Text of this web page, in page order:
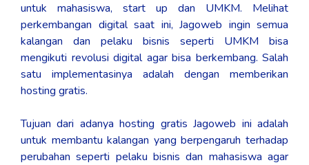
untuk mahasiswa, start up dan UMKM. Melihat
perkembangan digital saat ini, Jagoweb ingin semua
kalangan dan pelaku bisnis seperti UMKM bisa
mengikuti revolusi digital agar bisa berkembang. Salah
satu implementasinya adalah dengan memberikan
hosting gratis.
Tujuan dari adanya hosting gratis Jagoweb ini adalah
untuk membantu kalangan yang berpengaruh terhadap
perubahan seperti pelaku bisnis dan mahasiswa agar